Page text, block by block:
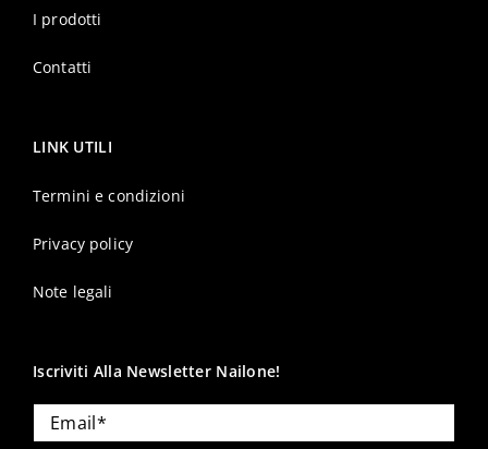
I prodotti
Contatti
LINK UTILI
Termini e condizioni
Privacy policy
Note legali
Iscriviti Alla Newsletter Nailone!